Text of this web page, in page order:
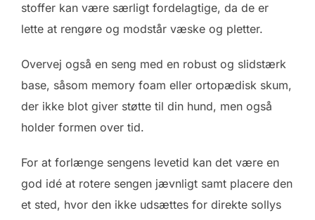
stoffer kan være særligt fordelagtige, da de er
lette at rengøre og modstår væske og pletter.
Overvej også en seng med en robust og slidstærk
base, såsom memory foam eller ortopædisk skum,
der ikke blot giver støtte til din hund, men også
holder formen over tid.
For at forlænge sengens levetid kan det være en
god idé at rotere sengen jævnligt samt placere den
et sted, hvor den ikke udsættes for direkte sollys